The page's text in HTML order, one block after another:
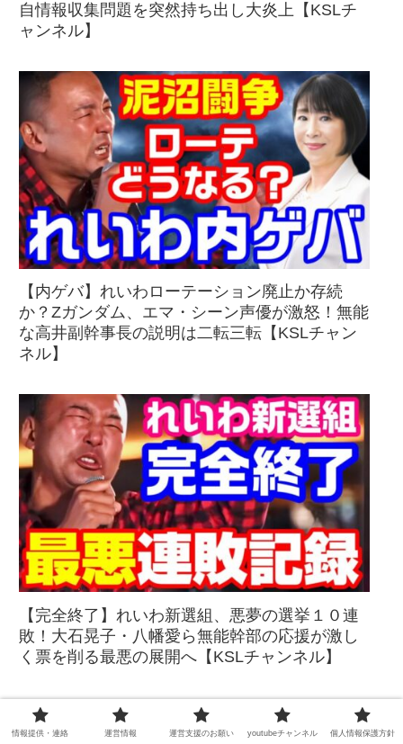
自情報収集問題を突然持ち出し大炎上【KSLチ
ャンネル】
【内ゲバ】れいわローテーション廃止か存続
か？Zガンダム、エマ・シーン声優が激怒！無能
な高井副幹事長の説明は二転三転【KSLチャン
ネル】
【完全終了】れいわ新選組、悪夢の選挙１０連
敗！大石晃子・八幡愛ら無能幹部の応援が激し
く票を削る最悪の展開へ【KSLチャンネル】
情報提供・連絡 運営情報 運営支援のお願い youtubeチャンネル 個人情報保護方針